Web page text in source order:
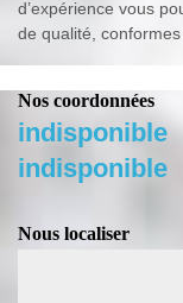
d’expérience vous
de qualité,
Nos coordonnées
indisponible
indisponible
Nous localiser